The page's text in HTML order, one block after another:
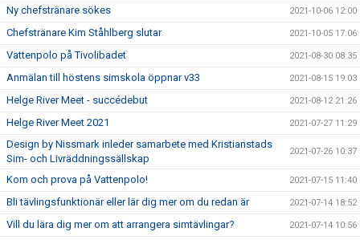
Ny chefstränare sökes 2021-10-06 12:00
Chefstränare Kim Ståhlberg slutar 2021-10-05 17:06
Vattenpolo på Tivolibadet 2021-08-30 08:35
Anmälan till höstens simskola öppnar v33 2021-08-15 19:03
Helge River Meet - succédebut 2021-08-12 21:26
Helge River Meet 2021 2021-07-27 11:29
Design by Nissmark inleder samarbete med Kristianstads
Sim- och Livräddningssällskap
2021-07-26 10:37
Kom och prova på Vattenpolo! 2021-07-15 11:40
Bli tävlingsfunktionär eller lär dig mer om du redan är 2021-07-14 18:52
Vill du lära dig mer om att arrangera simtävlingar? 2021-07-14 10:56